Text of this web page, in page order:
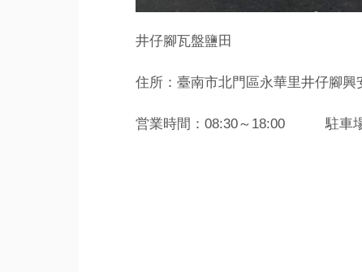
井仔腳瓦盤鹽田
住所：臺南市北門區永華里井仔腳興
営業時間：08:30～18:00 駐車